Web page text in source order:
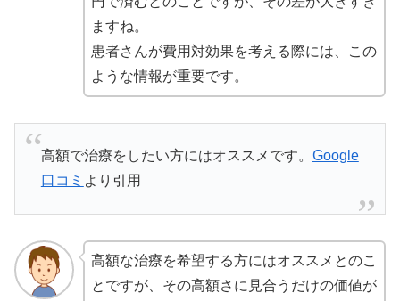
ますね。
患者さんが費用対効果を考える際には、この
ような情報が重要です。
高額で治療をしたい方にはオススメです。 Google
口コミ より引用
高額な治療を希望する方にはオススメとのこ
とですが、その高額さに見合うだけの価値が